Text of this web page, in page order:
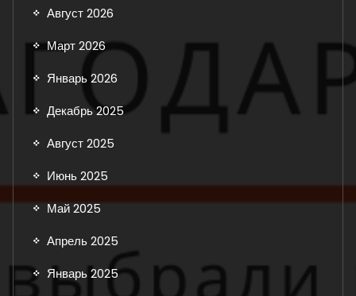
Август 2026
Март 2026
Январь 2026
Декабрь 2025
Август 2025
Июнь 2025
Май 2025
Апрель 2025
Январь 2025